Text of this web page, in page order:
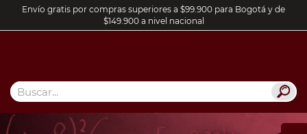
Envío gratis por compras superiores a $99.900 para Bogotá y de
$149.900 a nivel nacional